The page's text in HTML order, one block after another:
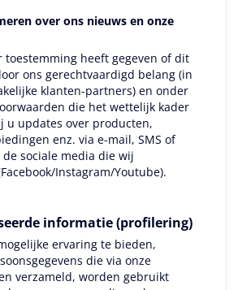
over ons nieuws en onze
toestemming heeft gegeven of dit
ons gerechtvaardigd belang (in
klanten-partners) en onder
die het wettelijk kader
u updates over producten,
enz. via e-mail, SMS of
sociale media die wij
Instagram/Youtube).
informatie (profilering)
ervaring te bieden,
die via onze
verzameld, worden gebruikt